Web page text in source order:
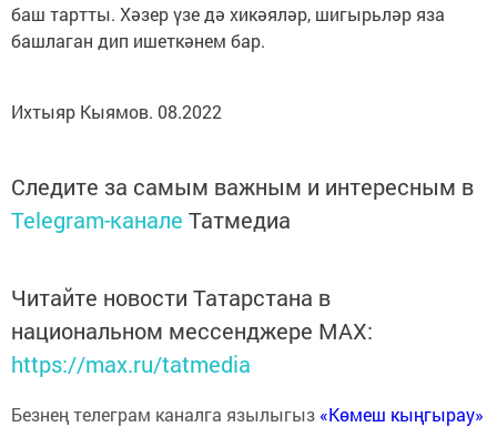
баш тартты. Хәзер үзе дә хикәяләр, шигырьләр яза
башлаган дип ишеткәнем бар.
Ихтыяр Кыямов. 08.2022
Следите за самым важным и интересным в
Telegram-канале Татмедиа
Читайте новости Татарстана в
национальном мессенджере MАХ:
https://max.ru/tatmedia
Безнең телеграм каналга язылыгыз «Көмеш кыңгырау»